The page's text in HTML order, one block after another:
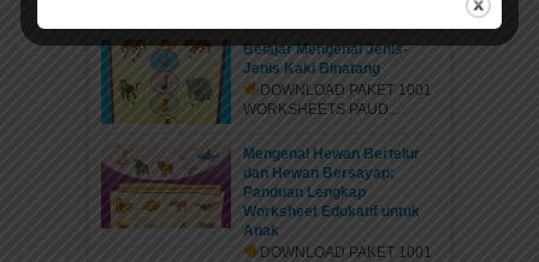
Belajar Mengenal Jenis-
Jenis Kaki Binatang
DOWNLOAD PAKET 1001
WORKSHEETS PAUD...
Mengenal Hewan Bertelur
dan Hewan Bersayap:
Panduan Lengkap
Worksheet Edukatif untuk
Anak
DOWNLOAD PAKET 1001